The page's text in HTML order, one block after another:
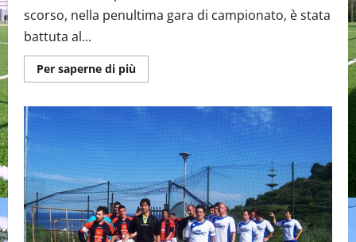
scorso, nella penultima gara di campionato, è stata
battuta al...
Per saperne di piùMaggiori
informazioni
Team
capolista
Alì
Terme.
Spera
ancora
nei
Play-